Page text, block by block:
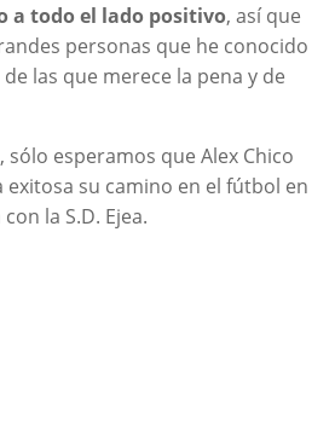
a todo el lado positivo, así que
personas que he conocido
de las que merece la pena y de
sólo esperamos que Alex Chico
su camino en el fútbol en
la S.D. Ejea.